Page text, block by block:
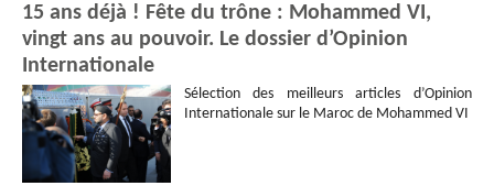
15 ans déjà ! Fête du trône : Mohammed VI,
vingt ans au pouvoir. Le dossier d’Opinion
Internationale
Sélection des meilleurs articles d’Opinion
Internationale sur le Maroc de Mohammed VI